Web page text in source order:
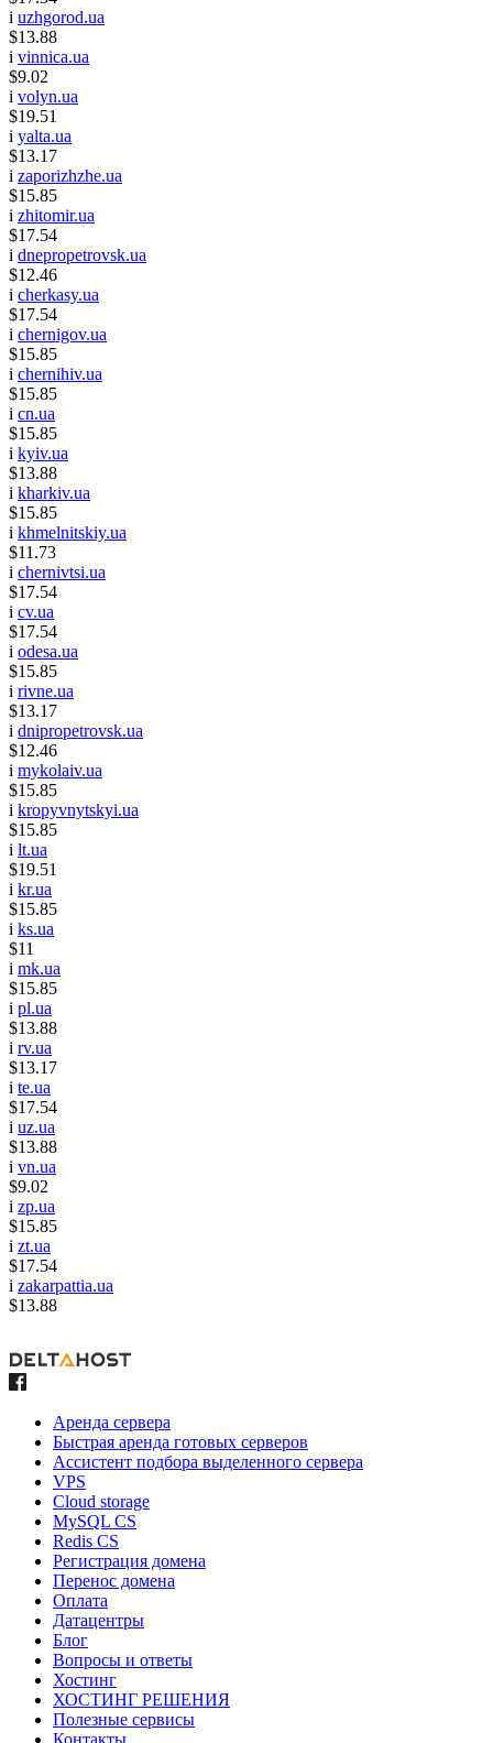
i uzhgorod.ua
$13.88
i vinnica.ua
$9.02
i volyn.ua
$19.51
i yalta.ua
$13.17
i zaporizhzhe.ua
$15.85
i zhitomir.ua
$17.54
i dnepropetrovsk.ua
$12.46
i cherkasy.ua
$17.54
i chernigov.ua
$15.85
i chernihiv.ua
$15.85
i cn.ua
$15.85
i kyiv.ua
$13.88
i kharkiv.ua
$15.85
i khmelnitskiy.ua
$11.73
i chernivtsi.ua
$17.54
i cv.ua
$17.54
i odesa.ua
$15.85
i rivne.ua
$13.17
i dnipropetrovsk.ua
$12.46
i mykolaiv.ua
$15.85
i kropyvnytskyi.ua
$15.85
i lt.ua
$19.51
i kr.ua
$15.85
i ks.ua
$11
i mk.ua
$15.85
i pl.ua
$13.88
i rv.ua
$13.17
i te.ua
$17.54
i uz.ua
$13.88
i vn.ua
$9.02
i zp.ua
$15.85
i zt.ua
$17.54
i zakarpattia.ua
$13.88
Аренда сервера
Быстрая аренда готовых серверов
Ассистент подбора выделенного сервера
VPS
Cloud storage
MySQL CS
Redis CS
Регистрация домена
Перенос домена
Оплата
Датацентры
Блог
Вопросы и ответы
Хостинг
ХОСТИНГ РЕШЕНИЯ
Полезные сервисы